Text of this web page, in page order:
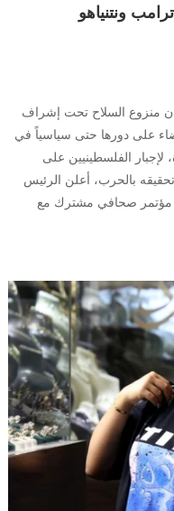
ونتنياهو
منزوع السلاح تحت إشراف
على دورها حتى سياسياً في
لإجبار الفلسطينيين على
بالحرب، أعلن الرئيس
مؤتمر صحافي مشترك مع